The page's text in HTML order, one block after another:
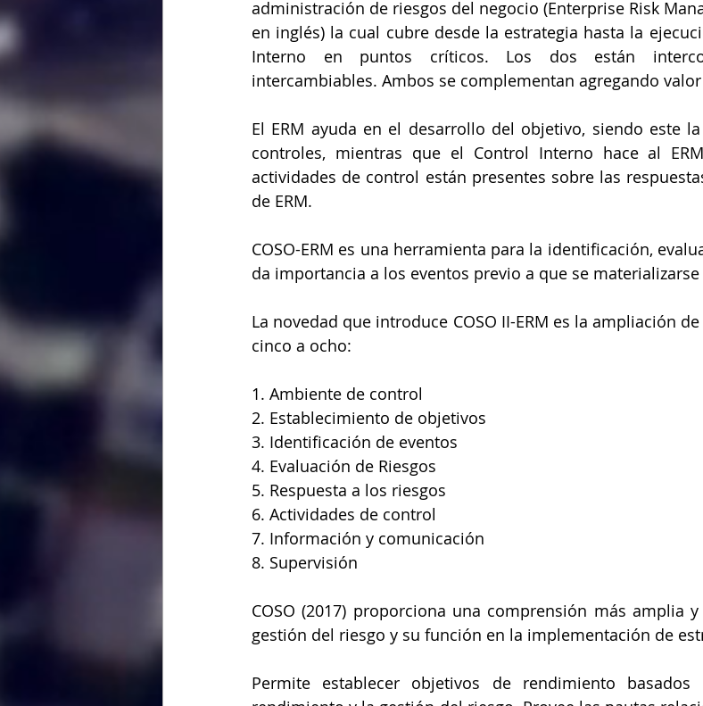
administración de riesgos del negocio (Enterprise Risk
en inglés) la cual cubre desde la estrategia hasta la
Interno en puntos críticos. Los dos están
intercambiables. Ambos se complementan agregando
El ERM ayuda en el desarrollo del objetivo, siendo este
controles, mientras que el Control Interno hace al
actividades de control están presentes sobre las
de ERM.
COSO-ERM es una herramienta para la identificación,
da importancia a los eventos previo a que se
La novedad que introduce COSO II-ERM es la ampliación
cinco a ocho:
1. Ambiente de control
2. Establecimiento de objetivos
3. Identificación de eventos
4. Evaluación de Riesgos
5. Respuesta a los riesgos
6. Actividades de control
7. Información y comunicación
8. Supervisión
COSO (2017) proporciona una comprensión más amplia
gestión del riesgo y su función en la implementación de
Permite establecer objetivos de rendimiento